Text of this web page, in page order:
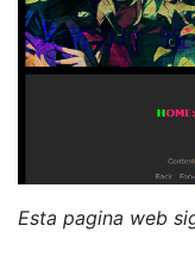
Esta pagina web